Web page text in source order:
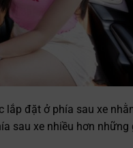
lắp đặt ở phía sau xe
sau xe nhiều hơn những